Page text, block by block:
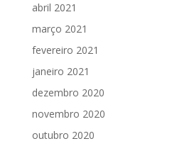
abril 2021
março 2021
fevereiro 2021
janeiro 2021
dezembro 2020
novembro 2020
outubro 2020